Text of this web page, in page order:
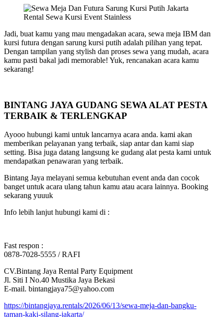
Rental Sewa Kursi Event Stainless
Jadi, buat kamu yang mau mengadakan acara, sewa meja IBM dan
kursi futura dengan sarung kursi putih adalah pilihan yang tepat.
Dengan tampilan yang stylish dan proses sewa yang mudah, acara
kamu pasti bakal jadi memorable! Yuk, rencanakan acara kamu
sekarang!
BINTANG JAYA GUDANG SEWA ALAT PESTA
TERBAIK & TERLENGKAP
Ayooo hubungi kami untuk lancarnya acara anda. kami akan
memberikan pelayanan yang terbaik, siap antar dan kami siap
setting. Bisa juga datang langsung ke gudang alat pesta kami untuk
mendapatkan penawaran yang terbaik.
Bintang Jaya melayani semua kebutuhan event anda dan cocok
banget untuk acara ulang tahun kamu atau acara lainnya. Booking
sekarang yuuuk
Info lebih lanjut hubungi kami di :
Fast respon :
0878-7028-5555 / RAFI
CV.Bintang Jaya Rental Party Equipment
Jl. Siti I No.40 Mustika Jaya Bekasi
E-mail. bintangjaya75@yahoo.com
https://bintangjaya.rentals/2026/06/13/sewa-meja-dan-bangku-
taman-kaki-silang-jakarta/